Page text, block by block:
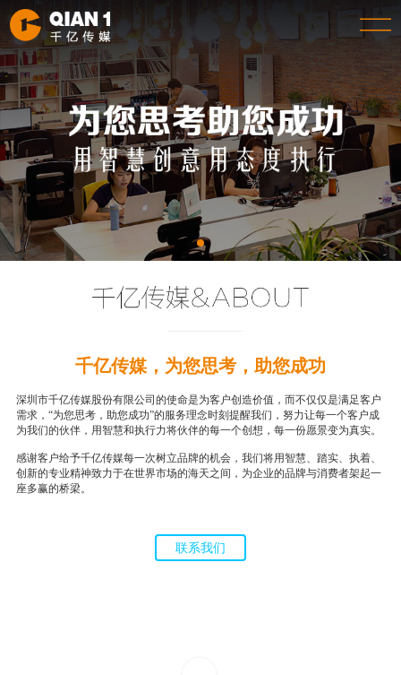
千亿传媒，为您思考，助您成功
深圳市千亿传媒股份有限公司的使命是为客户创造价值，而不仅仅是满足客户
需求，“为您思考，助您成功”的服务理念时刻提醒我们，努力让每一个客户成
为我们的伙伴，用智慧和执行力将伙伴的每一个创想，每一份愿景变为真实。
感谢客户给予千亿传媒每一次树立品牌的机会，我们将用智慧、踏实、执着、
创新的专业精神致力于在世界市场的海天之间，为企业的品牌与消费者架起一
座多赢的桥梁。
联系我们